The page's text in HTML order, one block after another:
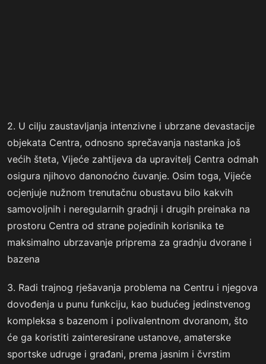
2. U cilju zaustavljanja intenzivne i ubrzane devastacije
objekata Centra, odnosno sprečavanja nastanka još
većih šteta, Vijeće zahtijeva da upravitelj Centra odmah
osigura njihovo danonoćno čuvanje. Osim toga, Vijeće
ocjenjuje nužnom trenutačnu obustavu bilo kakvih
samovoljnih i neregularnih gradnji i drugih preinaka na
prostoru Centra od strane pojedinih korisnika te
maksimalno ubrzavanje priprema za gradnju dvorane i
bazena
3. Radi trajnog rješavanja problema na Centru i njegova
dovođenja u punu funkciju, kao budućeg jedinstvenog
kompleksa s bazenom i polivalentnom dvoranom, što
će ga koristiti zainteresirane ustanove, amaterske
sportske udruge i građani, prema jasnim i čvrstim